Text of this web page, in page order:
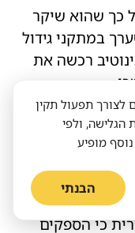
כך שהוא שיקר
במתקני גידול
רכשה את
עם משלוחים
ממיליארד דולר
האחרון, פקיד ממשלת
כי הספקים
לצורך תפעול תקין
הגלישה, ולפי
מופיע
הבנתי